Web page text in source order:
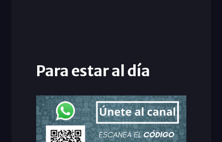
Para estar al día